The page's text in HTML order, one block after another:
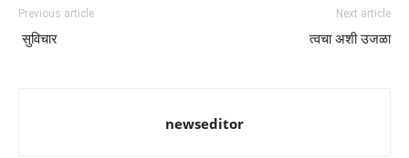
Previous article
सुविचार
Next article
त्वचा अशी उजळा
newseditor